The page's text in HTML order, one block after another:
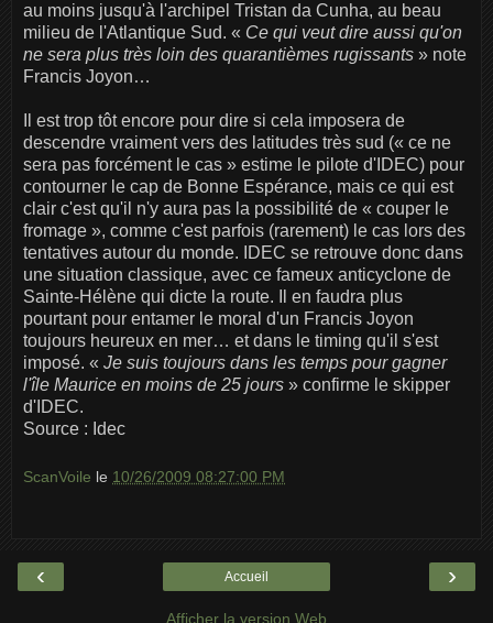
au moins jusqu'à l'archipel Tristan da Cunha, au beau
milieu de l'Atlantique Sud. « Ce qui veut dire aussi qu'on
ne sera plus très loin des quarantièmes rugissants » note
Francis Joyon…
Il est trop tôt encore pour dire si cela imposera de
descendre vraiment vers des latitudes très sud (« ce ne
sera pas forcément le cas » estime le pilote d'IDEC) pour
contourner le cap de Bonne Espérance, mais ce qui est
clair c'est qu'il n'y aura pas la possibilité de « couper le
fromage », comme c'est parfois (rarement) le cas lors des
tentatives autour du monde. IDEC se retrouve donc dans
une situation classique, avec ce fameux anticyclone de
Sainte-Hélène qui dicte la route. Il en faudra plus
pourtant pour entamer le moral d'un Francis Joyon
toujours heureux en mer… et dans le timing qu'il s'est
imposé. « Je suis toujours dans les temps pour gagner
l'île Maurice en moins de 25 jours » confirme le skipper
d'IDEC.
Source : Idec
ScanVoile le 10/26/2009 08:27:00 PM
‹ ›
Accueil
Afficher la version Web